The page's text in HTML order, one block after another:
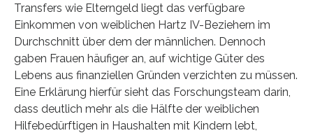
Transfers wie Elterngeld liegt das verfügbare
Einkommen von weiblichen Hartz IV-Beziehern im
Durchschnitt über dem der männlichen. Dennoch
gaben Frauen häufiger an, auf wichtige Güter des
Lebens aus finanziellen Gründen verzichten zu müssen.
Eine Erklärung hierfür sieht das Forschungsteam darin,
dass deutlich mehr als die Hälfte der weiblichen
Hilfebedürftigen in Haushalten mit Kindern lebt,